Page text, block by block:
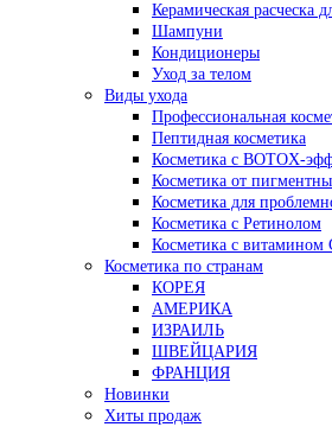
Керамическая расческа
Шампуни
Кондиционеры
Уход за телом
Виды ухода
Профессиональная
Пептидная косметика
Косметика с BOTOX-
Косметика от
Косметика для
Косметика с Ретинолом
Косметика с витамином
Косметика по странам
КОРЕЯ
АМЕРИКА
ИЗРАИЛЬ
ШВЕЙЦАРИЯ
ФРАНЦИЯ
Новинки
Хиты продаж